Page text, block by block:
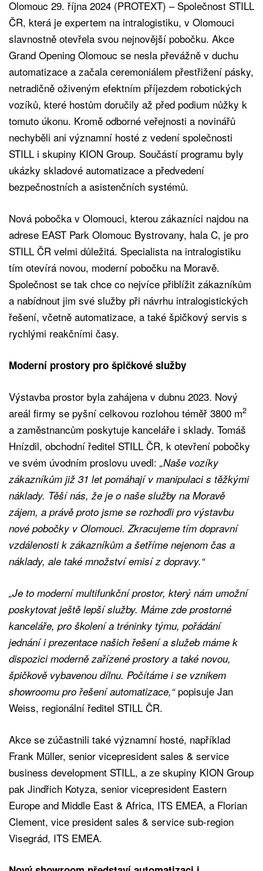
Olomouc 29. října 2024 (PROTEXT) – Společnost STILL
ČR, která je expertem na intralogistiku, v Olomouci
slavnostně otevřela svou nejnovější pobočku. Akce
Grand Opening Olomouc se nesla převážně v duchu
automatizace a začala ceremoniálem přestřižení pásky,
netradičně oživeným efektním příjezdem robotických
vozíků, které hostům doručily až před podium nůžky k
tomuto úkonu. Kromě odborné veřejnosti a novinářů
nechyběli ani významní hosté z vedení společnosti
STILL i skupiny KION Group. Součástí programu byly
ukázky skladové automatizace a předvedení
bezpečnostních a asistenčních systémů.
Nová pobočka v Olomouci, kterou zákazníci najdou na
adrese EAST Park Olomouc Bystrovany, hala C, je pro
STILL ČR velmi důležitá. Specialista na intralogistiku
tím otevírá novou, moderní pobočku na Moravě.
Společnost se tak chce co nejvíce přiblížit zákazníkům
a nabídnout jim své služby při návrhu intralogistických
řešení, včetně automatizace, a také špičkový servis s
rychlými reakčními časy.
Moderní prostory pro špičkové služby
Výstavba prostor byla zahájena v dubnu 2023. Nový
areál firmy se pyšní celkovou rozlohou téměř 3800 m2
a zaměstnancům poskytuje kanceláře i sklady. Tomáš
Hnízdil, obchodní ředitel STILL ČR, k otevření pobočky
ve svém úvodním proslovu uvedl: „Naše vozíky
zákazníkům již 31 let pomáhají v manipulaci s těžkými
náklady. Těší nás, že je o naše služby na Moravě
zájem, a právě proto jsme se rozhodli pro výstavbu
nové pobočky v Olomouci. Zkracujeme tím dopravní
vzdálenosti k zákazníkům a šetříme nejenom čas a
náklady, ale také množství emisí z dopravy.“
„Je to moderní multifunkční prostor, který nám umožní
poskytovat ještě lepší služby. Máme zde prostorné
kanceláře, pro školení a tréninky týmu, pořádání
jednání i prezentace našich řešení a služeb máme k
dispozici moderně zařízené prostory a také novou,
špičkově vybavenou dílnu. Počítáme i se vznikem
showroomu pro řešení automatizace,“popisuje Jan
Weiss, regionální ředitel STILL ČR.
Akce se zúčastnili také významní hosté, například
Frank Müller, senior vicepresident sales & service
business development STILL, a ze skupiny KION Group
pak Jindřich Kotyza, senior vicepresident Eastern
Europe and Middle East & Africa, ITS EMEA, a Florian
Clement, vice president sales & service sub-region
Visegrád, ITS EMEA.